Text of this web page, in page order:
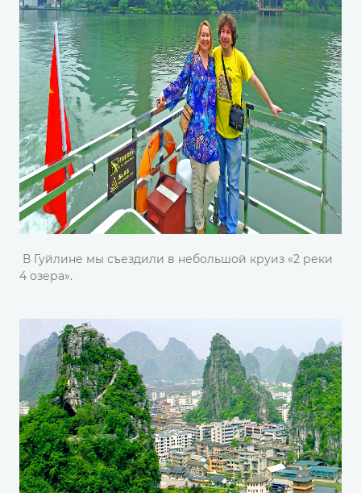
В Гуйлине мы съездили в небольшой круиз «2 реки
4 озера».